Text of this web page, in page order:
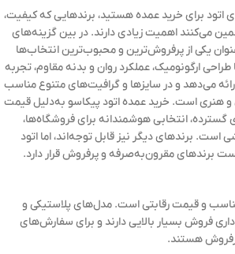
اتود برای خرید عمده هستید، برندهایی که کیفیت،
می‌کنند اهمیت زیادی دارند. در بین گزینه‌های
یکی از پرفروش‌ترین و محبوب‌ترین انتخاب‌ها
ارگونومیک، عملکرد روان و بدنه مقاوم، تجربه
می‌دهد و در سایزها و گرافیت‌های متنوع مناسب
و هنری است. خرید عمده اتود پیکاسو به‌دلیل قیمت
گسترده، انتخابی هوشمندانه برای فروشگاه‌ها،
است. برندهای دیگر نیز قابل توجه‌اند، اما اتود
برندهای مقرون‌به‌صرفه و پرفروش قرار دارد.
مناسب و قیمت رقابتی است. مدل‌های پلاستیکی و
فروش بسیار بالایی دارند و برای سفارش‌های
هستند.